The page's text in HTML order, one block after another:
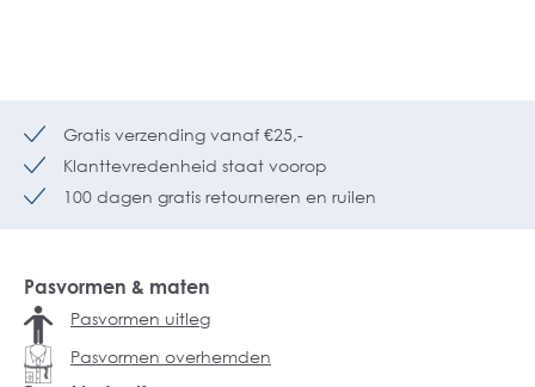
Gratis verzending vanaf €25,-
Klanttevredenheid staat voorop
100 dagen gratis retourneren en ruilen
Pasvormen & maten
Pasvormen uitleg
Pasvormen overhemden